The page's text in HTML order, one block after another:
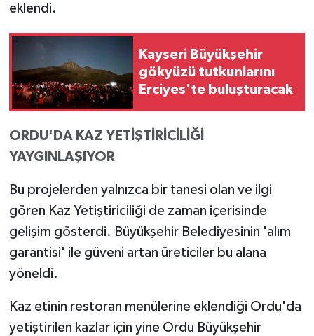
eklendi.
Kayseri Büyükşehir
gökyüzü tutkunlarını
Erciyes'te buluşturacak
ORDU'DA KAZ YETİŞTİRİCİLİĞİ
YAYGINLAŞIYOR
Bu projelerden yalnızca bir tanesi olan ve ilgi
gören Kaz Yetiştiriciliği de zaman içerisinde
gelişim gösterdi. Büyükşehir Belediyesinin 'alım
garantisi' ile güveni artan üreticiler bu alana
yöneldi.
Kaz etinin restoran menülerine eklendiği Ordu'da
yetiştirilen kazlar için yine Ordu Büyükşehir